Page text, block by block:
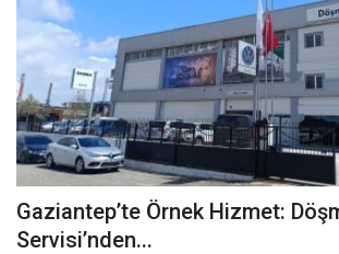
Gaziantep’te Örnek Hizmet:
Servisi’nden...